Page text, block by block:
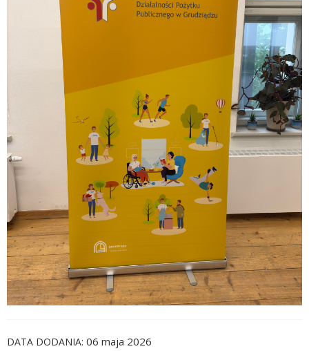
DATA DODANIA 06 maja 2026